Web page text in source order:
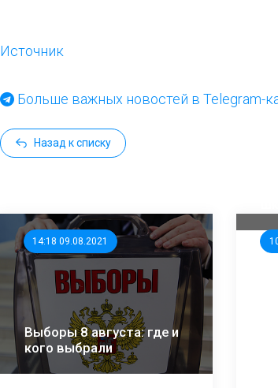
Источник
Больше важных новостей в Telegram-
Назад к списку
14:18 09.08.2021
Выборы 8 августа: где и
кого выбрали